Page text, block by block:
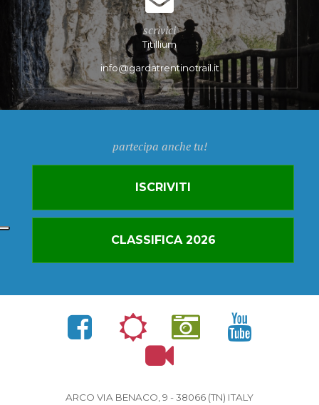
scrivici
Titillium
info@gardatrentinotrail.it
partecipa anche tu!
ISCRIVITI
CLASSIFICA 2026
ARCO VIA BENACO, 9 - 38066 (TN) ITALY